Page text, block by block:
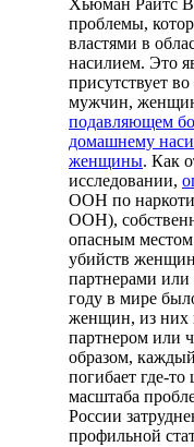
Хьюман Райтс
проблемы,
властями в
насилием. Это
присутствует
мужчин,
подавляющем
домашнему
женщины. Как
исследовании,
ООН по
ООН),
опасным
убийств
партнерами
году в мире
женщин, из них
партнером или
образом,
погибает где-
масштаба
России
профильной